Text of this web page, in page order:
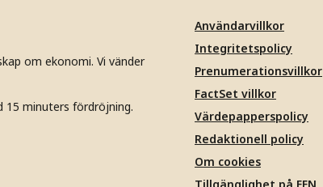
om ekonomi. Vi vänder
15 minuters fördröjning.
Användarvillkor
Integritetspolicy
Prenumerationsvillkor
FactSet villkor
Värdepapperspolicy
Redaktionell policy
Om cookies
Tillgänglighet på EFN